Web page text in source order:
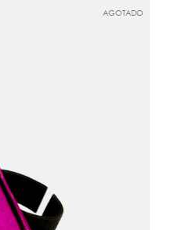
AGOTADO